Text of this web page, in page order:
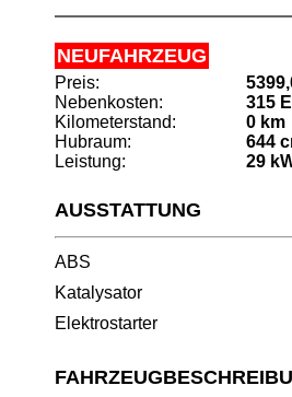
NEUFAHRZEUG
Preis:
Nebenkosten:
315
Kilometerstand:
0 km
Hubraum:
644
Leistung:
29
AUSSTATTUNG
ABS
Katalysator
Elektrostarter